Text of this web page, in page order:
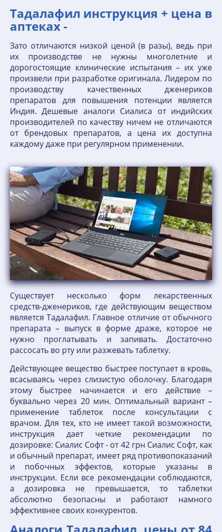
Тадалафил инструкция + цена в
аптеках -
Зато отличаются низкой ценой (в разы), ведь при
их производстве не нужны многолетние и
дорогостоящие клинические испытания – их уже
произвели при разработке оригинала. Лидером по
производству качественных дженериков
препаратов для повышения потенции является
Индия. Дешевые аналоги Сиалиса от индийских
производителей по качеству ничем не отличаются
от брендовых препаратов, а цена их доступна
каждому даже при регулярном применении.
Существует несколько форм лекарственных
средств-дженериков, где действующим веществом
является Тадалафил. Главное отличие от обычного
препарата – выпуск в форме драже, которое не
нужно проглатывать и запивать. Достаточно
рассосать во рту или разжевать таблетку.
Действующее вещество быстрее поступает в кровь,
всасываясь через слизистую оболочку. Благодаря
этому быстрее начинается и его действие –
буквально через 20 мин. Оптимальный вариант –
применение таблеток после консультации с
врачом. Для тех, кто не имеет такой возможности,
инструкция дает четкие рекомендации по
дозировке: Сиалис Софт - от 42 грн Сиалис Софт, как
и обычный препарат, имеет ряд противопоказаний
и побочных эффектов, которые указаны в
инструкции. Если все рекомендации соблюдаются,
а дозировка не превышается, то таблетки
абсолютно безопасны и работают намного
эффективнее своих конкурентов.